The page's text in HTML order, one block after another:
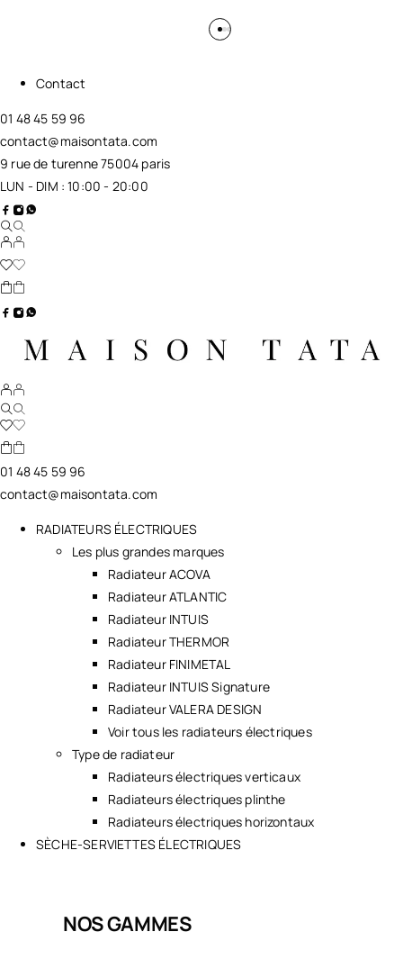
Contact
01 48 45 59 96
contact@maisontata.com
9 rue de turenne 75004 paris
LUN - DIM : 10:00 - 20:00
01 48 45 59 96
contact@maisontata.com
RADIATEURS ÉLECTRIQUES
Les plus grandes marques
Radiateur ACOVA
Radiateur ATLANTIC
Radiateur INTUIS
Radiateur THERMOR
Radiateur FINIMETAL
Radiateur INTUIS Signature
Radiateur VALERA DESIGN
Voir tous les radiateurs électriques
Type de radiateur
Radiateurs électriques verticaux
Radiateurs électriques plinthe
Radiateurs électriques horizontaux
SÈCHE-SERVIETTES ÉLECTRIQUES
NOS GAMMES